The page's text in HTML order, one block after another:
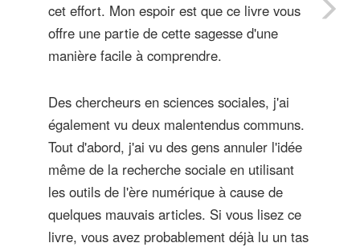
cet effort. Mon espoir est que ce livre vous
offre une partie de cette sagesse d'une
manière facile à comprendre.
Des chercheurs en sciences sociales, j'ai
également vu deux malentendus communs.
Tout d'abord, j'ai vu des gens annuler l'idée
même de la recherche sociale en utilisant
les outils de l'ère numérique à cause de
quelques mauvais articles. Si vous lisez ce
livre, vous avez probablement déjà lu un tas